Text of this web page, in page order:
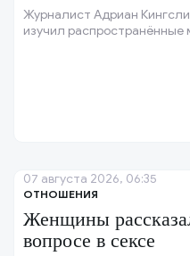
Журналист Адриан
изучил
ОТНОШЕНИЯ
Женщины
вопросе в сексе
07 августа 2026, 06:35